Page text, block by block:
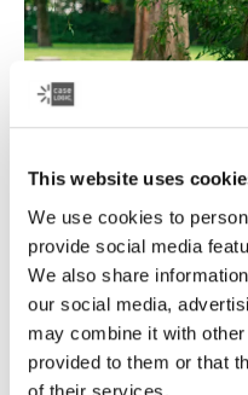
This website uses
We use cookies to
provide social media
We also share
our social media,
may combine it with
provided to them or that
of their services.
Case Logic
Ya sea que reciban